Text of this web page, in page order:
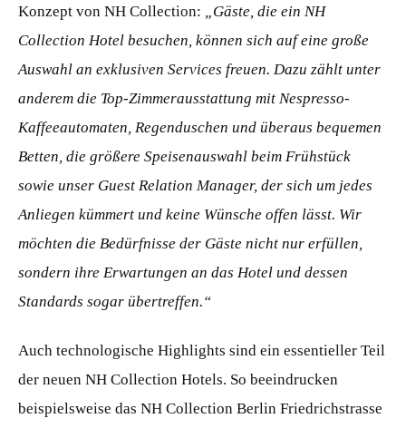
Konzept von NH Collection: „Gäste, die ein NH
Collection Hotel besuchen, können sich auf eine große
Auswahl an exklusiven Services freuen. Dazu zählt unter
anderem die Top-Zimmerausstattung mit Nespresso-
Kaffeeautomaten, Regenduschen und überaus bequemen
Betten, die größere Speisenauswahl beim Frühstück
sowie unser Guest Relation Manager, der sich um jedes
Anliegen kümmert und keine Wünsche offen lässt. Wir
möchten die Bedürfnisse der Gäste nicht nur erfüllen,
sondern ihre Erwartungen an das Hotel und dessen
Standards sogar übertreffen.“
Auch technologische Highlights sind ein essentieller Teil
der neuen NH Collection Hotels. So beeindrucken
beispielsweise das NH Collection Berlin Friedrichstrasse